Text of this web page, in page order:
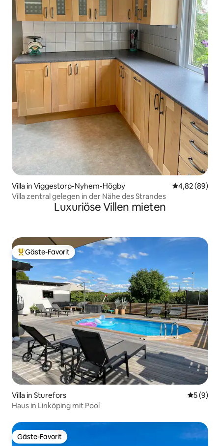
Villa in Viggestorp-Nyhem-Högby
4,82 (89)
Villa zentral gelegen in der Nähe des Strandes
Luxuriöse Villen mieten
Beliebter Gäste-Favorit.
Gäste-Favorit
Villa in Sturefors
5 (9)
Haus in Linköping mit Pool
Gäste-Favorit
Gäste-Favorit